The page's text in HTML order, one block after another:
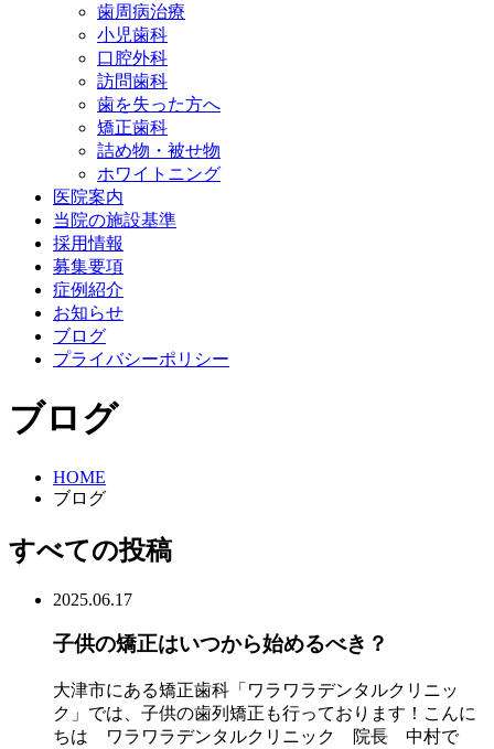
歯周病治療
小児歯科
口腔外科
訪問歯科
歯を失った方へ
矯正歯科
詰め物・被せ物
ホワイトニング
医院案内
当院の施設基準
採用情報
募集要項
症例紹介
お知らせ
ブログ
プライバシーポリシー
ブログ
HOME
ブログ
すべての投稿
2025.06.17
子供の矯正はいつから始めるべき？
大津市にある矯正歯科「ワラワラデンタルクリニッ
ク」では、子供の歯列矯正も行っております！こんに
ちは ワラワラデンタルクリニック 院長 中村で